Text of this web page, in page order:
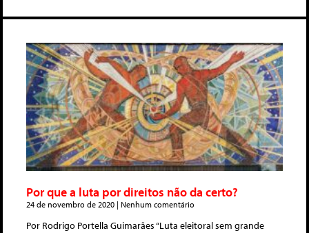
Por que a luta por direitos não da certo?
24 de novembro de 2020 Nenhum comentário
Por Rodrigo Portella Guimarães “Luta eleitoral sem grande